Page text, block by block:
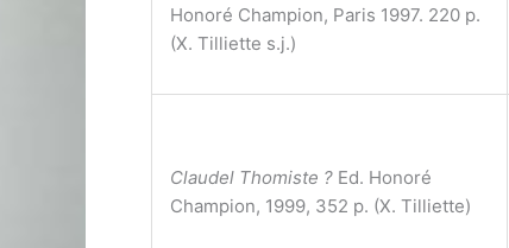
Honoré Champion, Paris 1997. 220 p.
(X. Tilliette s.j.)
Claudel Thomiste ? Ed. Honoré
Champion, 1999, 352 p. (X. Tilliette)